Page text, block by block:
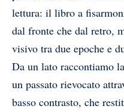
lettura: il libro a
dal fronte che dal retro,
visivo tra due epoche e
Da un lato raccontiamo
un passato rievocato
basso contrasto, che